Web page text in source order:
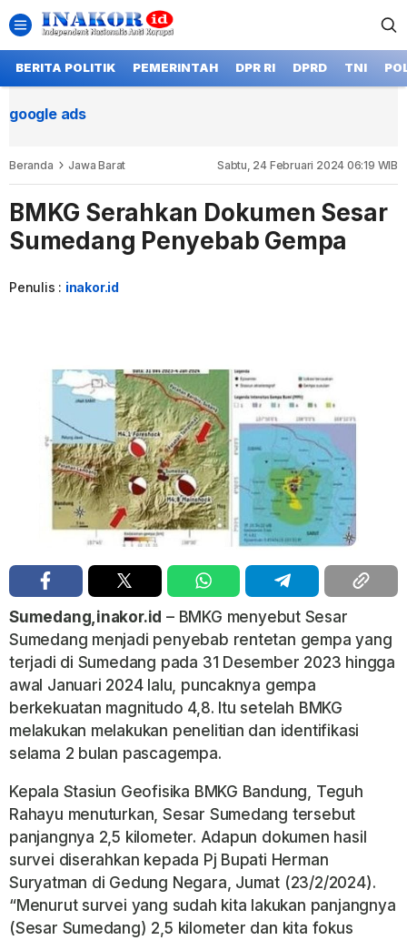
BERITA POLITIK PEMERINTAH DPR RI DPRD TNI
google ads
Beranda Jawa Barat Sabtu, 24 Februari 2024 06:19 WIB
BMKG Serahkan Dokumen Sesar
Sumedang Penyebab Gempa
Penulis : inakor.id
Sumedang,inakor.id – BMKG menyebut Sesar
Sumedang menjadi penyebab rentetan gempa yang
terjadi di Sumedang pada 31 Desember 2023 hingga
awal Januari 2024 lalu, puncaknya gempa
berkekuatan magnitudo 4,8. Itu setelah BMKG
melakukan melakukan penelitian dan identifikasi
selama 2 bulan pascagempa.
Kepala Stasiun Geofisika BMKG Bandung, Teguh
Rahayu menuturkan, Sesar Sumedang tersebut
panjangnya 2,5 kilometer. Adapun dokumen hasil
survei diserahkan kepada Pj Bupati Herman
Suryatman di Gedung Negara, Jumat (23/2/2024).
“Menurut survei yang sudah kita lakukan panjangnya
(Sesar Sumedang) 2,5 kilometer dan kita fokus